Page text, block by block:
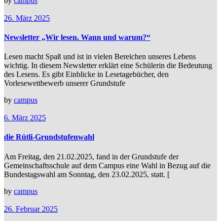
26. März 2025
Newsletter „Wir lesen. Wann und warum?“
Lesen macht Spaß und ist in vielen Bereichen unseres Lebens
wichtig. In diesem Newsletter erklärt eine Schülerin die Bedeutung
des Lesens. Es gibt Einblicke in Lesetagebücher, den
Vorlesewettbewerb unserer Grundstufe
by campus
6. März 2025
die Rütli-Grundstufenwahl
Am Freitag, den 21.02.2025, fand in der Grundstufe der
Gemeinschaftsschule auf dem Campus eine Wahl in Bezug auf die
Bundestagswahl am Sonntag, den 23.02.2025, statt. [
by campus
26. Februar 2025